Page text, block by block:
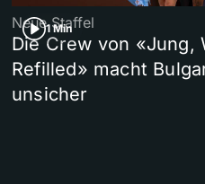
1 Min
Neue Staffel
Die Crew von «Jung,
Refilled» macht
unsicher